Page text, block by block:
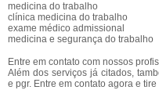
medicina do trabalho
clínica medicina do trabalho
exame médico admissional
medicina e segurança do trabalho
Entre em contato com nossos
Além dos serviços já citados,
e pgr. Entre em contato agora e